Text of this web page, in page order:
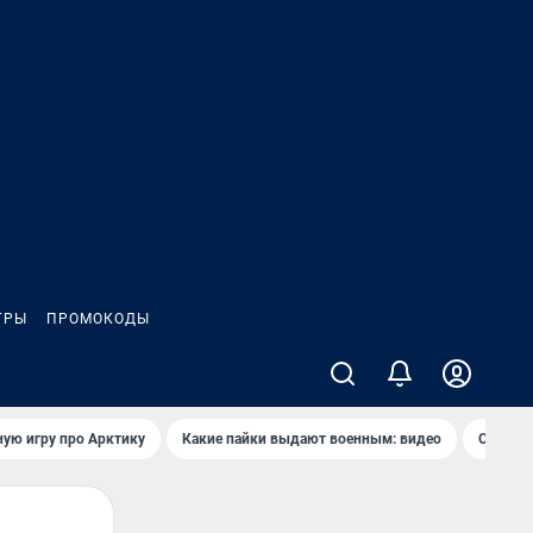
ПРОМОКОДЫ
игру про Арктику Какие пайки выдают военным: видео Самая